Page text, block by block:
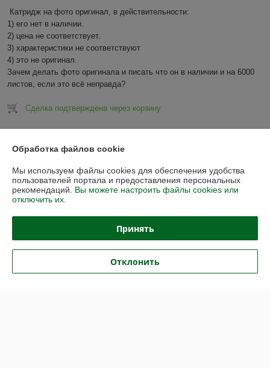
Катридж на фото оригинал, в действительности:
1) его нет в наличии.
2) цена не соответствует.
3) характеристики не соответствуют
4) это не оригинал.
Зачем делать фото оригинала и писать что он в наличии и на 6000
листов, если это всё неправда?
Сделка подтверждена через корзину
О нас
Обработка файлов cookie
Мы используем файлы cookies для обеспечения удобства
пользователей портала и предоставления персональных
рекомендаций. Вы можете настроить файлы cookies или
отключить их.
Принять
Отклонить